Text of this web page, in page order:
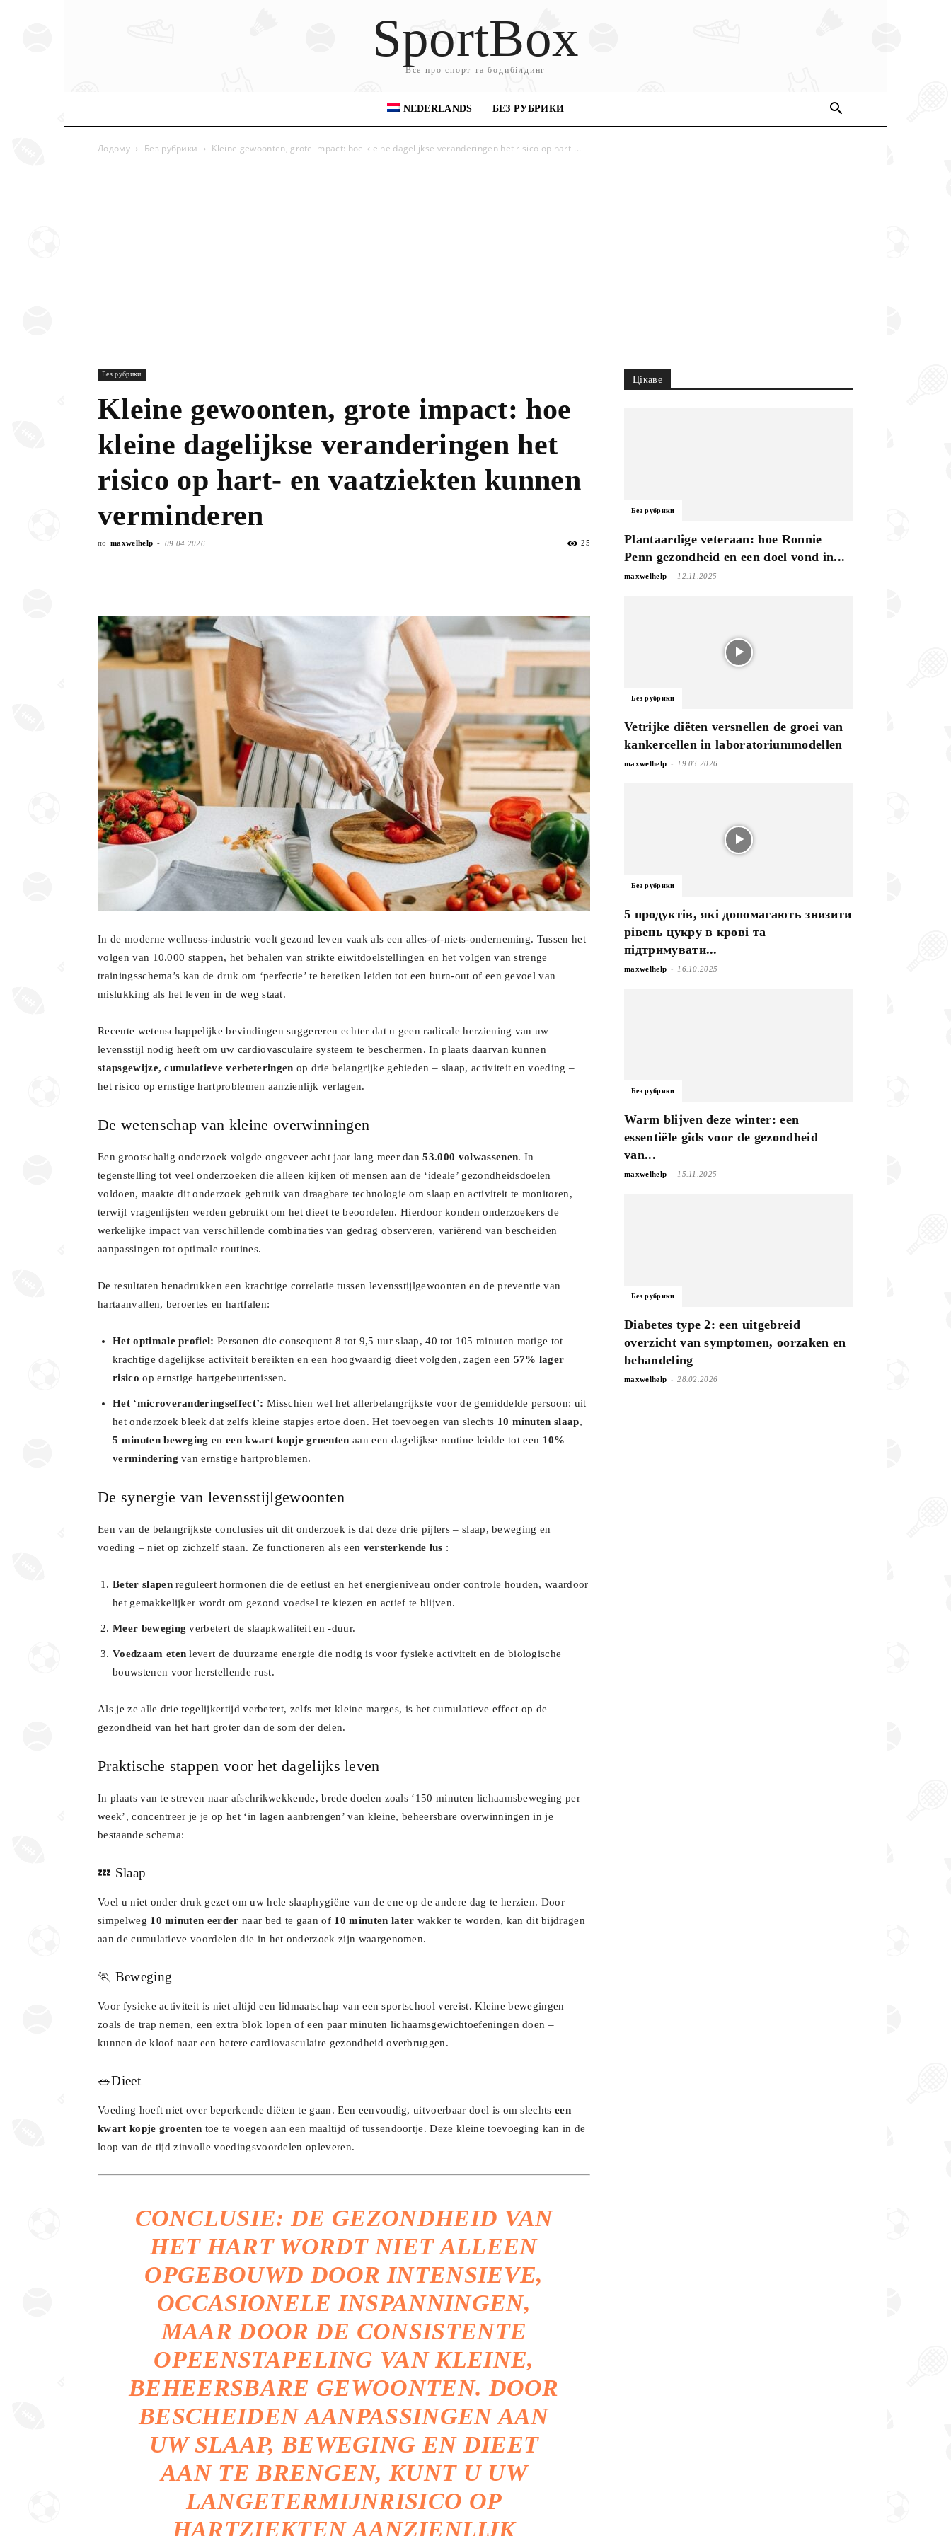
SportBox
Все про спорт та бодибілдинг
NEDERLANDS БЕЗ РУБРИКИ
Додому Без рубрики Kleine gewoonten, grote impact: hoe kleine dagelijkse veranderingen het risico op hart-...
Без рубрики
Kleine gewoonten, grote impact: hoe
kleine dagelijkse veranderingen het
risico op hart- en vaatziekten kunnen
verminderen
по maxwelhelp - 09.04.2026 25
In de moderne wellness-industrie voelt gezond leven vaak als een alles-of-niets-onderneming. Tussen het
volgen van 10.000 stappen, het behalen van strikte eiwitdoelstellingen en het volgen van strenge
trainingsschema’s kan de druk om ‘perfectie’ te bereiken leiden tot een burn-out of een gevoel van
mislukking als het leven in de weg staat.
Recente wetenschappelijke bevindingen suggereren echter dat u geen radicale herziening van uw
levensstijl nodig heeft om uw cardiovasculaire systeem te beschermen. In plaats daarvan kunnen
stapsgewijze, cumulatieve verbeteringen op drie belangrijke gebieden – slaap, activiteit en voeding –
het risico op ernstige hartproblemen aanzienlijk verlagen.
De wetenschap van kleine overwinningen
Een grootschalig onderzoek volgde ongeveer acht jaar lang meer dan53.000 volwassenen. In
tegenstelling tot veel onderzoeken die alleen kijken of mensen aan de ‘ideale’ gezondheidsdoelen
voldoen, maakte dit onderzoek gebruik van draagbare technologie om slaap en activiteit te monitoren,
terwijl vragenlijsten werden gebruikt om het dieet te beoordelen. Hierdoor konden onderzoekers de
werkelijke impact van verschillende combinaties van gedrag observeren, variërend van bescheiden
aanpassingen tot optimale routines.
De resultaten benadrukken een krachtige correlatie tussen levensstijlgewoonten en de preventie van
hartaanvallen, beroertes en hartfalen:
Het optimale profiel: Personen die consequent 8 tot 9,5 uur slaap, 40 tot 105 minuten matige tot
krachtige dagelijkse activiteit bereikten en een hoogwaardig dieet volgden, zagen een 57% lager
risico op ernstige hartgebeurtenissen.
Het ‘microveranderingseffect’: Misschien wel het allerbelangrijkste voor de gemiddelde persoon: uit
het onderzoek bleek dat zelfs kleine stapjes ertoe doen. Het toevoegen van slechts 10 minuten slaap,
5 minuten beweging eneen kwart kopje groenten aan een dagelijkse routine leidde tot een 10%
vermindering van ernstige hartproblemen.
De synergie van levensstijlgewoonten
Een van de belangrijkste conclusies uit dit onderzoek is dat deze drie pijlers – slaap, beweging en
voeding – niet op zichzelf staan. Ze functioneren als een versterkende lus :
Beter slapenreguleert hormonen die de eetlust en het energieniveau onder controle houden, waardoor
het gemakkelijker wordt om gezond voedsel te kiezen en actief te blijven.
Meer beweging verbetert de slaapkwaliteit en -duur.
Voedzaam eten levert de duurzame energie die nodig is voor fysieke activiteit en de biologische
bouwstenen voor herstellende rust.
Als je ze alle drie tegelijkertijd verbetert, zelfs met kleine marges, is het cumulatieve effect op de
gezondheid van het hart groter dan de som der delen.
Praktische stappen voor het dagelijks leven
In plaats van te streven naar afschrikwekkende, brede doelen zoals ‘150 minuten lichaamsbeweging per
week’, concentreer je je op het ‘in lagen aanbrengen’ van kleine, beheersbare overwinningen in je
bestaande schema:
💤 Slaap
Voel u niet onder druk gezet om uw hele slaaphygiëne van de ene op de andere dag te herzien. Door
simpelweg 10 minuten eerder naar bed te gaan of 10 minuten later wakker te worden, kan dit bijdragen
aan de cumulatieve voordelen die in het onderzoek zijn waargenomen.
🏃 Beweging
Voor fysieke activiteit is niet altijd een lidmaatschap van een sportschool vereist. Kleine bewegingen –
zoals de trap nemen, een extra blok lopen of een paar minuten lichaamsgewichtoefeningen doen –
kunnen de kloof naar een betere cardiovasculaire gezondheid overbruggen.
🥗Dieet
Voeding hoeft niet over beperkende diëten te gaan. Een eenvoudig, uitvoerbaar doel is om slechtseen
kwart kopje groenten toe te voegen aan een maaltijd of tussendoortje. Deze kleine toevoeging kan in de
loop van de tijd zinvolle voedingsvoordelen opleveren.
CONCLUSIE: DE GEZONDHEID VAN
HET HART WORDT NIET ALLEEN
OPGEBOUWD DOOR INTENSIEVE,
OCCASIONELE INSPANNINGEN,
MAAR DOOR DE CONSISTENTE
OPEENSTAPELING VAN KLEINE,
BEHEERSBARE GEWOONTEN. DOOR
BESCHEIDEN AANPASSINGEN AAN
UW SLAAP, BEWEGING EN DIEET
AAN TE BRENGEN, KUNT U UW
LANGETERMIJNRISICO OP
HARTZIEKTEN AANZIENLIJK
Цікаве
Без рубрики
Plantaardige veteraan: hoe Ronnie
Penn gezondheid en een doel vond in...
maxwelhelp - 12.11.2025
Без рубрики
Vetrijke diëten versnellen de groei van
kankercellen in laboratoriummodellen
maxwelhelp - 19.03.2026
Без рубрики
5 продуктів, які допомагають знизити
рівень цукру в крові та
підтримувати...
maxwelhelp - 16.10.2025
Без рубрики
Warm blijven deze winter: een
essentiële gids voor de gezondheid
van...
maxwelhelp - 15.11.2025
Без рубрики
Diabetes type 2: een uitgebreid
overzicht van symptomen, oorzaken en
behandeling
maxwelhelp - 28.02.2026